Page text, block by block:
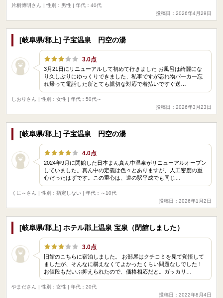
片桐博明さん
| 性別：男性 | 年代：40代
投稿日：2026年4月29日
[岐阜県/郡上] 子宝温泉 円空の湯
3.0点
3月21日にリニューアルして初めて行きました お風呂は綺麗にな
り久しぶりにゆっくりできました、私事ですが忘れ物パーカー忘
れ帰って電話した所とても親切な対応で着払いですぐ送…
しおりさん
| 性別：女性 | 年代：50代～
投稿日：2026年3月23日
[岐阜県/郡上] 子宝温泉 円空の湯
4.0点
2024年9月に閉館した日本まん真ん中温泉がリニューアルオープン
していました。真ん中の定義は色々とありますが、人工密度の重
心だったはずです。この重心は、道の駅平成でも同じ…
くに～さん
| 性別：指定しない | 年代：～10代
投稿日：2026年1月2日
[岐阜県/郡上] ホテル郡上温泉 宝泉（閉館しました）
3.0点
旧館のこちらに宿泊しました。 お部屋はクチコミを見て覚悟して
ましたが、そんなに構えなくてよかったくらい問題なしでした！
お値段もだいぶ抑えられたので、価格相応だと。ガッカリ…
やまださん
| 性別：女性 | 年代：20代
投稿日：2022年8月4日